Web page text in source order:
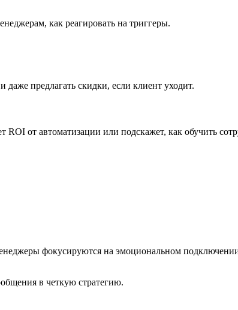
как реагировать на триггеры.
даже предлагать скидки, если клиент уходит.
ROI от автоматизации или подскажет, как обучить
фокусируются на эмоциональном подключении
в четкую стратегию.